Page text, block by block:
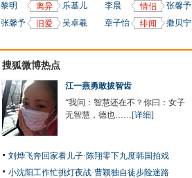
黎明 离异
乐基儿
张馨予
旧爱 吴卓羲
李晨 情侣
张馨予
章子怡
绯闻 撒贝宁
搜狐微博热点
江一燕勇敢拔智齿
“我问：智慧还在不？你曰：女子
无智慧，德也……[详细]
刘烨飞奔回家看儿子·陈翔零下九度韩国拍戏
小沈阳工作忙挑灯夜战·曹颖独自徒步险迷路